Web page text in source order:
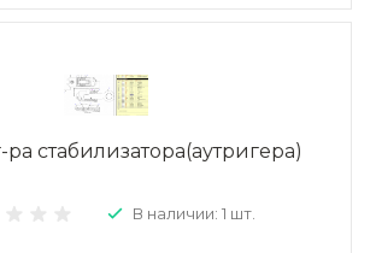
ра стабилизатора(аутригера)
В наличии: 1 шт.